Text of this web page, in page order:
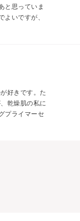
と思っていま
いですが、
好きです。た
乾燥肌の私に
プライマーセ